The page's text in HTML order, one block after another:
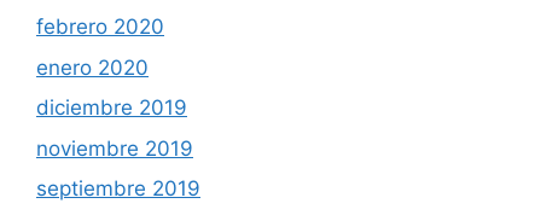
febrero 2020
enero 2020
diciembre 2019
noviembre 2019
septiembre 2019